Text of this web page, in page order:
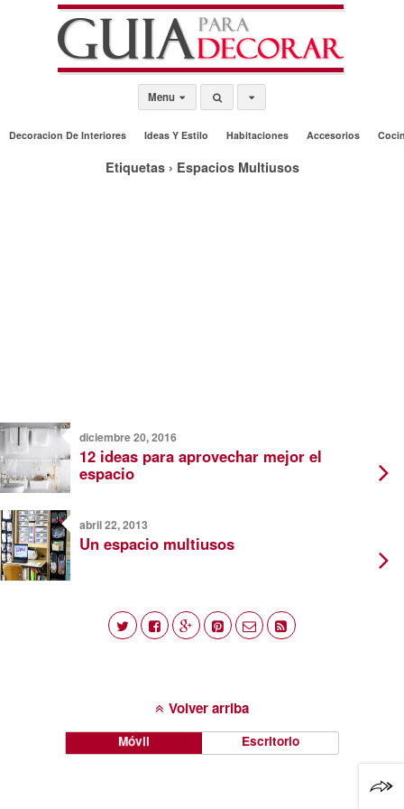
Menu
Decoracion De Interiores Ideas Y Estilo Habitaciones Accesorios
Etiquetas › Espacios Multiusos
diciembre 20, 2016
12 ideas para aprovechar mejor el
espacio
abril 22, 2013
Un espacio multiusos
Volver arriba
Móvil Escritorio